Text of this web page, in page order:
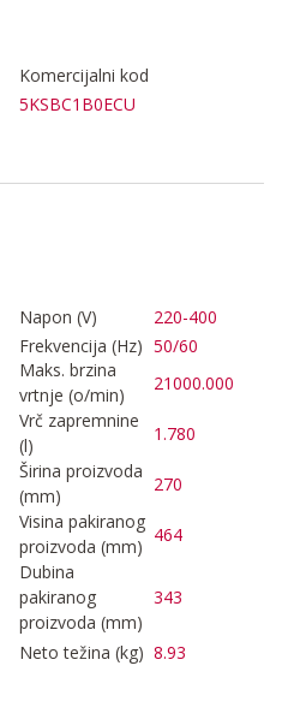
Komercijalni kod
5KSBC1B0ECU
Napon (V)
220-400
Frekvencija (Hz) 50/60
Maks. brzina
vrtnje (o/min)
21000.000
Vrč zapremnine
(l)
1.780
Širina proizvoda
(mm)
270
Visina pakiranog
proizvoda (mm)
464
Dubina
pakiranog
proizvoda (mm)
343
Neto težina (kg) 8.93